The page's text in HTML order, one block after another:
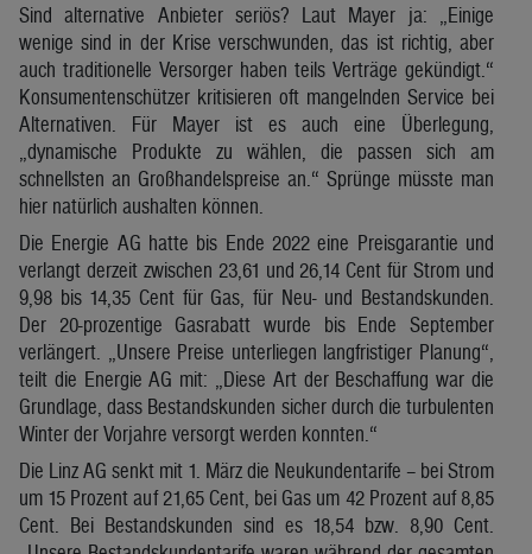
Sind alternative Anbieter seriös? Laut Mayer ja: „Einige
wenige sind in der Krise verschwunden, das ist richtig, aber
auch traditionelle Versorger haben teils Verträge gekündigt.“
Konsumentenschützer kritisieren oft mangelnden Service bei
Alternativen. Für Mayer ist es auch eine Überlegung,
„dynamische Produkte zu wählen, die passen sich am
schnellsten an Großhandelspreise an.“ Sprünge müsste man
hier natürlich aushalten können.
Die Energie AG hatte bis Ende 2022 eine Preisgarantie und
verlangt derzeit zwischen 23,61 und 26,14 Cent für Strom und
9,98 bis 14,35 Cent für Gas, für Neu- und Bestandskunden.
Der 20-prozentige Gasrabatt wurde bis Ende September
verlängert. „Unsere Preise unterliegen langfristiger Planung“,
teilt die Energie AG mit: „Diese Art der Beschaffung war die
Grundlage, dass Bestandskunden sicher durch die turbulenten
Winter der Vorjahre versorgt werden konnten.“
Die Linz AG senkt mit 1. März die Neukundentarife – bei Strom
um 15 Prozent auf 21,65 Cent, bei Gas um 42 Prozent auf 8,85
Cent. Bei Bestandskunden sind es 18,54 bzw. 8,90 Cent.